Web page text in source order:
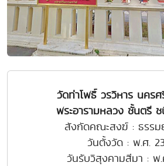
วัดท่าโพธิ์ วรวิหาร นครศ
พระอารามหลวง ชั้นตรี ช
สังกัดคณะสงฆ์ : ธรรม
วันตั้งวัด : พ.ศ.
วันรับวิสุงคามสีมา : พ.